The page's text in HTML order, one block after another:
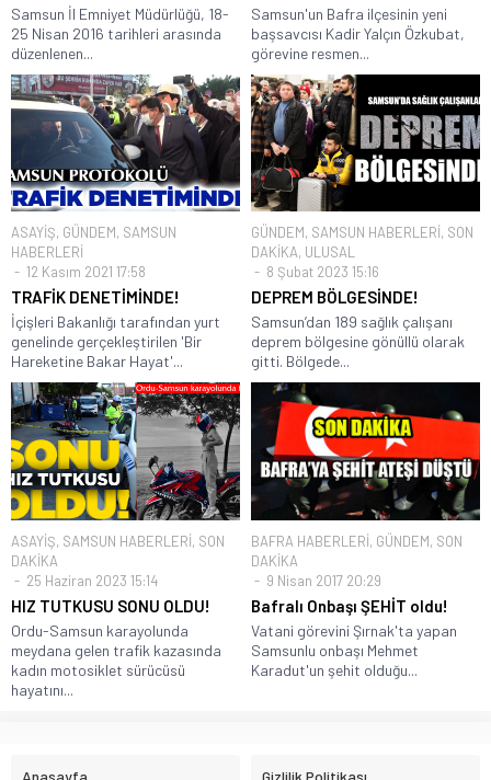
Samsun İl Emniyet Müdürlüğü, 18-
25 Nisan 2016 tarihleri arasında
düzenlenen...
Samsun'un Bafra ilçesinin yeni
başsavcısı Kadir Yalçın Özkubat,
görevine resmen...
ASAYİŞ, GÜNDEM, SAMSUN
HABERLERİ
12 Kasım 2021 17:58
TRAFİK DENETİMİNDE!
İçişleri Bakanlığı tarafından yurt
genelinde gerçekleştirilen 'Bir
Hareketine Bakar Hayat'...
GÜNDEM, SAMSUN HABERLERİ, SON
DAKİKA, ULUSAL
8 Şubat 2023 15:16
DEPREM BÖLGESİNDE!
Samsun’dan 189 sağlık çalışanı
deprem bölgesine gönüllü olarak
gitti. Bölgede...
ASAYİŞ, SAMSUN HABERLERİ, SON
DAKİKA
25 Haziran 2023 15:14
HIZ TUTKUSU SONU OLDU!
Ordu-Samsun karayolunda
meydana gelen trafik kazasında
kadın motosiklet sürücüsü
hayatını...
BAFRA HABERLERİ, GÜNDEM, SON
DAKİKA
9 Nisan 2017 20:29
Bafralı Onbaşı ŞEHİT oldu!
Vatani görevini Şırnak'ta yapan
Samsunlu onbaşı Mehmet
Karadut'un şehit olduğu...
Anasayfa Gizlilik Politikası